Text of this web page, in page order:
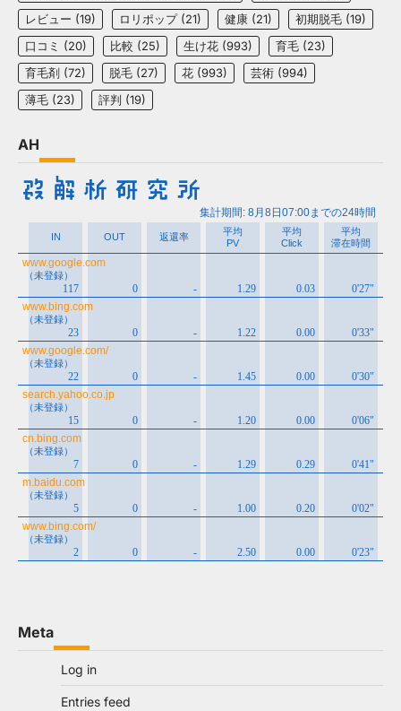
レビュー (19) ロリポップ(21) 健康 (21) 初期脱毛 (19)
口コミ (20) 比較 (25) 生け花 (993) 育毛 (23)
育毛剤 (72) 脱毛 (27) 花 (993) 芸術 (994)
薄毛 (23) 評判 (19)
AH
Meta
Log in
Entries feed